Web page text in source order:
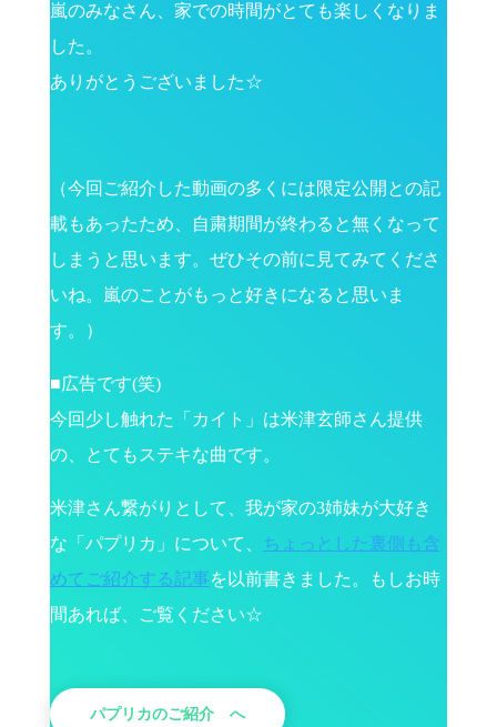
嵐のみなさん、家での時間がとても楽しくなりま
した。
ありがとうございました☆
（今回ご紹介した動画の多くには限定公開との記
載もあったため、自粛期間が終わると無くなって
しまうと思います。ぜひその前に見てみてくださ
いね。嵐のことがもっと好きになると思いま
す。）
■広告です(笑)
今回少し触れた「カイト」は米津玄師さん提供
の、とてもステキな曲です。
米津さん繋がりとして、我が家の3姉妹が大好き
な「パプリカ」について、
ちょっとした裏側も含
めてご紹介する記事を以前書きました。もしお時
間あれば、ご覧ください☆
パプリカのご紹介 へ